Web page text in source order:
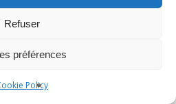
Refuser
préférences
Policy
et Paris :da2agency.com